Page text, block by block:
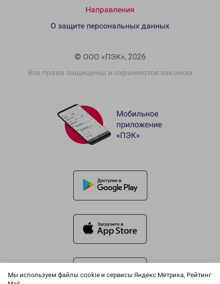
Мы используем файлы cookie и сервисы Яндекс.Метрика, Рейтинг
Направления
© ООО «ПЭК», 2026
Все права защищены и охраняются законом
О защите персональных данных